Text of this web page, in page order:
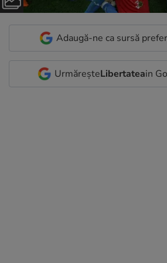
Adaugă-ne ca sursă
UrmăreșteLibertateain